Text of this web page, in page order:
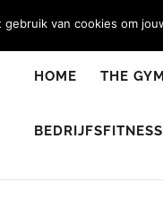
HOME THE GYM
BEDRIJFSFITNESS
gebruik van cookies om